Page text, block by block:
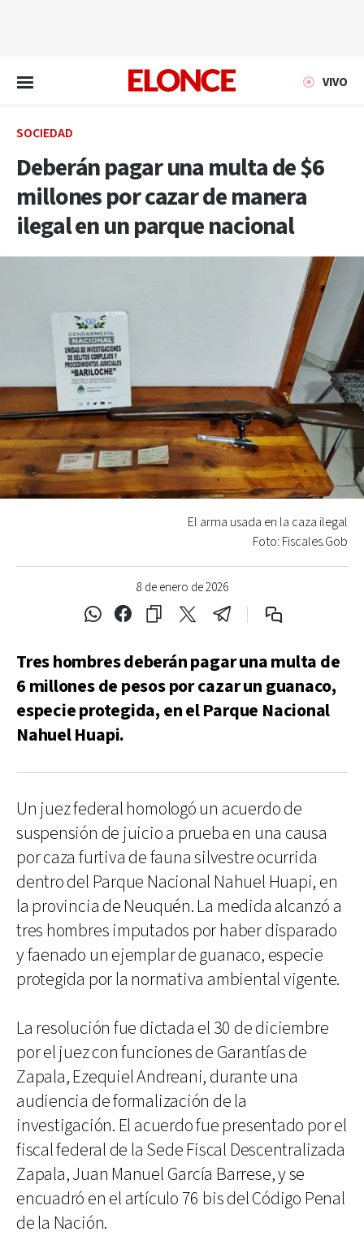
VIVO
SOCIEDAD
Deberán pagar una multa de $6
millones por cazar de manera
ilegal en un parque nacional
8 de enero de 2026
El arma usada en la caza ilegal
Foto: Fiscales.Gob
Tres hombres deberán pagar una multa de
6 millones de pesos por cazar un guanaco,
especie protegida, en el Parque Nacional
Nahuel Huapi.
Un juez federal homologó un acuerdo de
suspensión de juicio a prueba en una causa
por caza furtiva de fauna silvestre ocurrida
dentro del Parque Nacional Nahuel Huapi, en
la provincia de Neuquén. La medida alcanzó a
tres hombres imputados por haber disparado
y faenado un ejemplar de guanaco, especie
protegida por la normativa ambiental vigente.
La resolución fue dictada el 30 de diciembre
por el juez con funciones de Garantías de
Zapala, Ezequiel Andreani, durante una
audiencia de formalización de la
investigación. El acuerdo fue presentado por el
fiscal federal de la Sede Fiscal Descentralizada
Zapala, Juan Manuel García Barrese, y se
encuadró en el artículo 76 bis del Código Penal
de la Nación.